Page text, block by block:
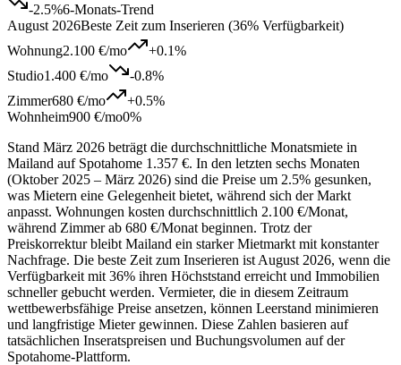
-2.5%6-Monats-Trend
August 2026Beste Zeit zum Inserieren (36% Verfügbarkeit)
Wohnung2.100 €/mo +0.1%
Studio1.400 €/mo -0.8%
Zimmer680 €/mo +0.5%
Wohnheim900 €/mo0%
Stand März 2026 beträgt die durchschnittliche Monatsmiete in
Mailand auf Spotahome 1.357 €. In den letzten sechs Monaten
(Oktober 2025 – März 2026) sind die Preise um 2.5% gesunken,
was Mietern eine Gelegenheit bietet, während sich der Markt
anpasst. Wohnungen kosten durchschnittlich 2.100 €/Monat,
während Zimmer ab 680 €/Monat beginnen. Trotz der
Preiskorrektur bleibt Mailand ein starker Mietmarkt mit konstanter
Nachfrage. Die beste Zeit zum Inserieren ist August 2026, wenn die
Verfügbarkeit mit 36% ihren Höchststand erreicht und Immobilien
schneller gebucht werden. Vermieter, die in diesem Zeitraum
wettbewerbsfähige Preise ansetzen, können Leerstand minimieren
und langfristige Mieter gewinnen. Diese Zahlen basieren auf
tatsächlichen Inseratspreisen und Buchungsvolumen auf der
Spotahome-Plattform.